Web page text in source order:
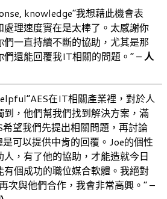
“我想藉此機會表
理速度實在是太棒了。太感謝你
一直持續不斷的協助，尤其是那
還能回覆我IT相關的問題。” –人
“AES在IT相關產業裡，對於人
到，他們幫我們找到解決方案，滿
望我們先提出相關問題，再討論
可以提供中肯的回覆。Joe的個性
，有了他的協助，才能造就今日
有個成功的職位媒合軟體。我絕對
次與他們合作，我會非常高興。” –